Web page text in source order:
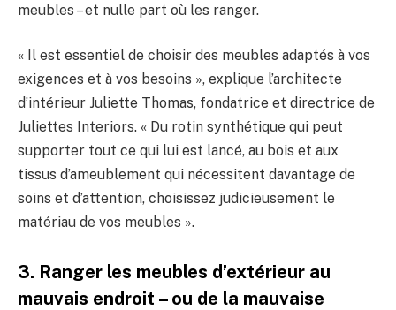
meubles – et nulle part où les ranger.
« Il est essentiel de choisir des meubles adaptés à vos
exigences et à vos besoins », explique l’architecte
d’intérieur Juliette Thomas, fondatrice et directrice de
Juliettes Interiors. « Du rotin synthétique qui peut
supporter tout ce qui lui est lancé, au bois et aux
tissus d’ameublement qui nécessitent davantage de
soins et d’attention, choisissez judicieusement le
matériau de vos meubles ».
3. Ranger les meubles d’extérieur au
mauvais endroit – ou de la mauvaise